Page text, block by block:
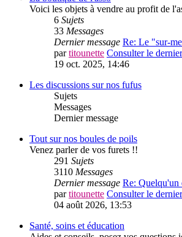
Voici les objets à vendre au profit de
6 Sujets
33 Messages
Dernier message Re: Le "sur-
partitounette Consulter le
19 oct. 2025, 14:46
Les discussions sur nos fufus
Sujets
Messages
Dernier message
Tout sur nos boules de poils
Venez parler de vos furets !!
291 Sujets
3110 Messages
Dernier message Re:
partitounette Consulter le
04 août 2026, 13:53
Santé, soins et éducation